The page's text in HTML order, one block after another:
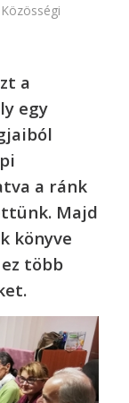
Közösségi
a
egy
a ránk
Majd
könyve
több